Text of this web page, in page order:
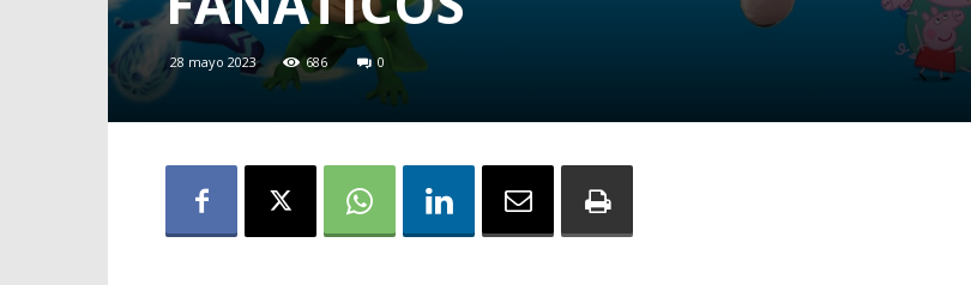
28 mayo 2023 686 0